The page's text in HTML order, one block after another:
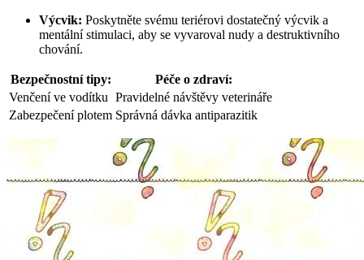
Výcvik: Poskytněte svému teriérovi dostatečný výcvik a
mentální stimulaci, aby se vyvaroval nudy a destruktivního
chování.
Bezpečnostní tipy:
Péče o zdraví:
Venčení ve vodítku Pravidelné návštěvy veterináře
Zabezpečení plotem Správná dávka antiparazitik